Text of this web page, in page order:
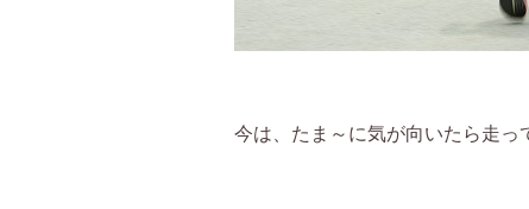
今は、たま～に気が向いたら走っ